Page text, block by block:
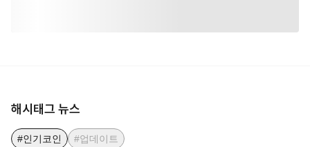
해시태그 뉴스
#인기코인 #업데이트